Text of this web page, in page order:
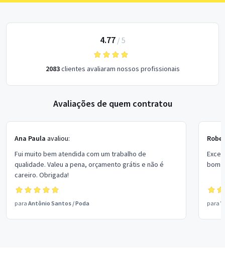
4.77/ 5
2083clientes avaliaram nossos profissionais
Avaliações de quem contratou
Ana Paula avaliou:
Fui muito bem atendida com um trabalho de
qualidade. Valeu a pena, orçamento grátis e não é
careiro. Obrigada!
para Antônio Santos /Poda
bom
para